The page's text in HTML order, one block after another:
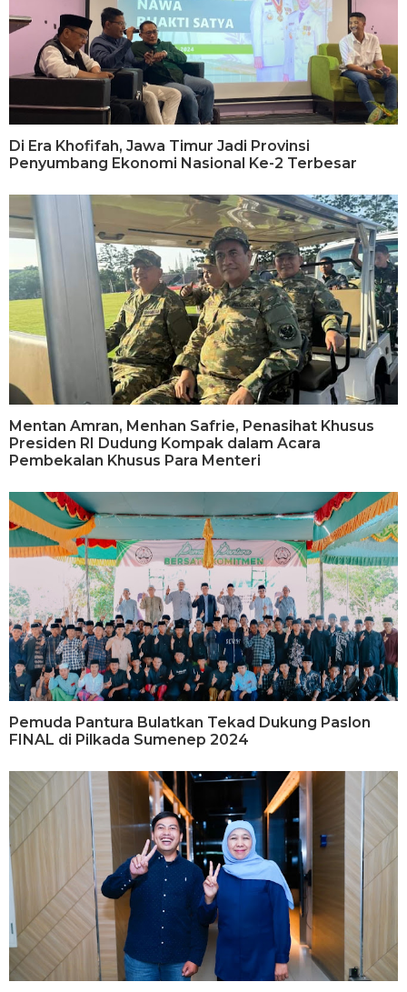
Di Era Khofifah, Jawa Timur Jadi Provinsi
Penyumbang Ekonomi Nasional Ke-2 Terbesar
Mentan Amran, Menhan Safrie, Penasihat Khusus
Presiden RI Dudung Kompak dalam Acara
Pembekalan Khusus Para Menteri
Pemuda Pantura Bulatkan Tekad Dukung Paslon
FINAL di Pilkada Sumenep 2024